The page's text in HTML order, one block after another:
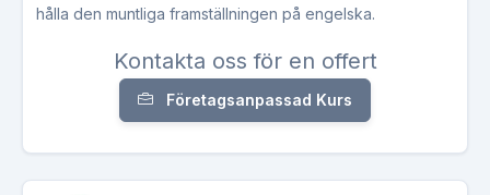
hålla den muntliga framställningen på engelska.
Kontakta oss för en offert
Företagsanpassad Kurs